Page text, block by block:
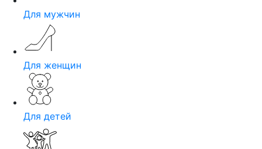
Для мужчин
Для женщин
Для детей